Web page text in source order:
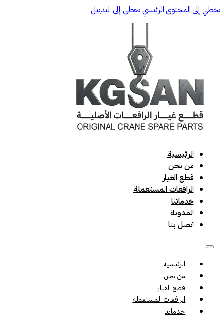
تخطي إلى المحتوى الرئيسيتخطي إلى التذييل
الرئيسية
من نحن
قطع الغيار
الرافعات المستعملة
خدماتنا
المدونة
اتصل بنا
الرئيسية
من نحن
قطع الغيار
الرافعات المستعملة
خدماتنا